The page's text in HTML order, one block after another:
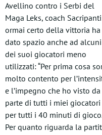
Avellino contro i Serbi del
Maga Leks, coach Sacripanti
ormai certo della vittoria ha
dato spazio anche ad alcuni
dei suoi giocatori meno
utilizzati: “Per prima cosa
molto contento per
e l’impegno che ho visto da
parte di tutti i miei giocatori
per tutti i 40 minuti di gioco.
Per quanto riguarda la